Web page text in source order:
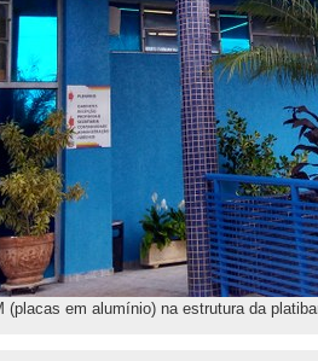
(placas em alumínio) na estrutura da